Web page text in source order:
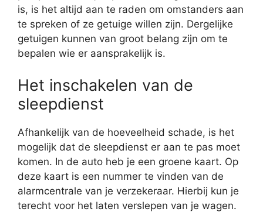
is, is het altijd aan te raden om omstanders aan
te spreken of ze getuige willen zijn. Dergelijke
getuigen kunnen van groot belang zijn om te
bepalen wie er aansprakelijk is.
Het inschakelen van de
sleepdienst
Afhankelijk van de hoeveelheid schade, is het
mogelijk dat de sleepdienst er aan te pas moet
komen. In de auto heb je een groene kaart. Op
deze kaart is een nummer te vinden van de
alarmcentrale van je verzekeraar. Hierbij kun je
terecht voor het laten verslepen van je wagen.